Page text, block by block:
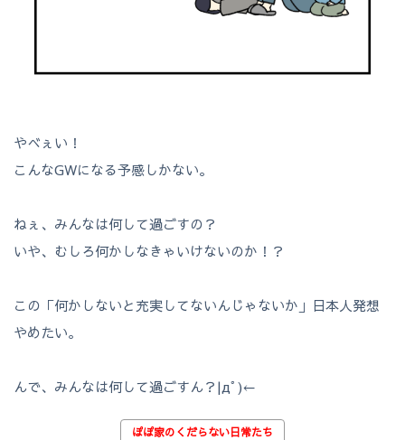
やべぇい！
こんなGWになる予感しかない。
ねぇ、みんなは何して過ごすの？
いや、むしろ何かしなきゃいけないのか！？
この「何かしないと充実してないんじゃないか」日本人発想
やめたい。
んで、みんなは何して過ごすん？|дﾟ)←
ぽぽ家のくだらない日常たち